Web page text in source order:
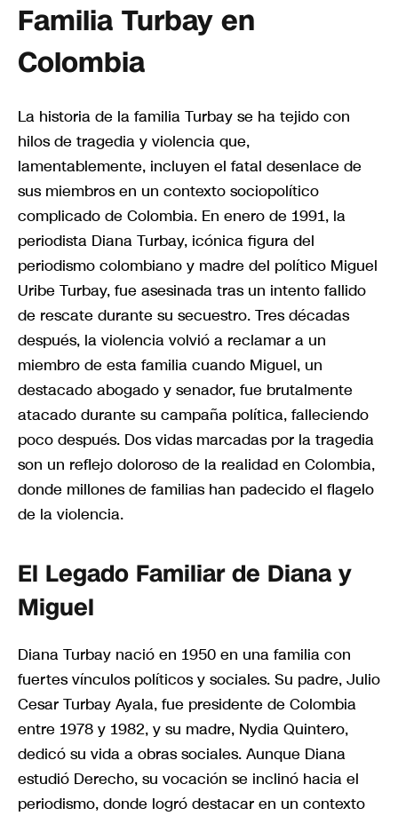
Familia Turbay en
Colombia
La historia de la familia Turbay se ha tejido con
hilos de tragedia y violencia que,
lamentablemente, incluyen el fatal desenlace de
sus miembros en un contexto sociopolítico
complicado de Colombia. En enero de 1991, la
periodista Diana Turbay, icónica figura del
periodismo colombiano y madre del político Miguel
Uribe Turbay, fue asesinada tras un intento fallido
de rescate durante su secuestro. Tres décadas
después, la violencia volvió a reclamar a un
miembro de esta familia cuando Miguel, un
destacado abogado y senador, fue brutalmente
atacado durante su campaña política, falleciendo
poco después. Dos vidas marcadas por la tragedia
son un reflejo doloroso de la realidad en Colombia,
donde millones de familias han padecido el flagelo
de la violencia.
El Legado Familiar de Diana y
Miguel
Diana Turbay nació en 1950 en una familia con
fuertes vínculos políticos y sociales. Su padre, Julio
Cesar Turbay Ayala, fue presidente de Colombia
entre 1978 y 1982, y su madre, Nydia Quintero,
dedicó su vida a obras sociales. Aunque Diana
estudió Derecho, su vocación se inclinó hacia el
periodismo, donde logró destacar en un contexto